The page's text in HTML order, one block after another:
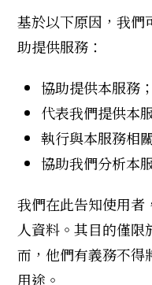
基於以下原因，我們
助提供服務：
協助提供本服務；
代表我們提供本
執行與本服務相
協助我們分析本
我們在此告知使用者
人資料。其目的僅
而，他們有義務不得
用途。